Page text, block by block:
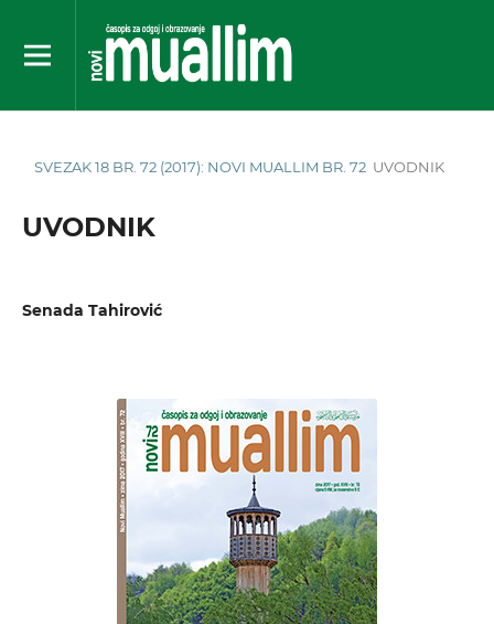
SVEZAK 18 BR. 72 (2017): NOVI MUALLIM BR. 72 UVODNIK
UVODNIK
Senada Tahirović